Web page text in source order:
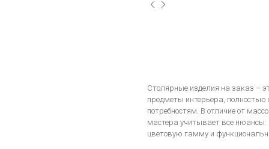
Столярные изделия на заказ –
предметы интерьера,
потребностям. В отличие от
мастера учитывает все
цветовую гамму и